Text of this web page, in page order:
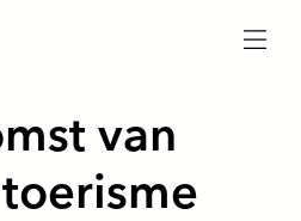
van